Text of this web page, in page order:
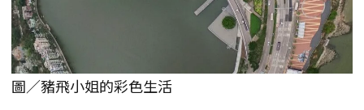
圖／豬飛小姐的彩色生活